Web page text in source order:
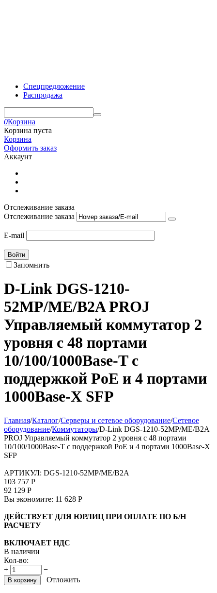
Спецпредложение
Распродажа
0Корзина
Корзина пуста
Корзина
Оформить заказ
Аккаунт
Отслеживание заказа
Отслеживание заказа
E-mail
Войти
Запомнить
D-Link DGS-1210-
52MP/ME/B2A PROJ
Управляемый коммутатор 2
уровня с 48 портами
10/100/1000Base-T с
поддержкой PoE и 4 портами
1000Base-X SFP
Главная/Каталог/Серверы и сетевое оборудование/Сетевое
оборудование/Коммутаторы/D-Link DGS-1210-52MP/ME/B2A
PROJ Управляемый коммутатор 2 уровня с 48 портами
10/100/1000Base-T с поддержкой PoE и 4 портами 1000Base-X
SFP
АРТИКУЛ: DGS-1210-52MP/ME/B2A
103 757 Р
92 129 Р
Вы экономите: 11 628 Р
ДЕЙСТВУЕТ ДЛЯ ЮРЛИЦ ПРИ ОПЛАТЕ ПО Б/Н
РАСЧЕТУ
ВКЛЮЧАЕТ НДС
В наличии
Кол-во:
+
−
В корзину Отложить